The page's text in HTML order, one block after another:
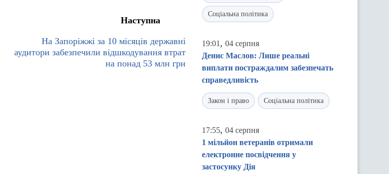
Наступна
На Запоріжжі за 10 місяців державні
аудитори забезпечили відшкодування втрат
на понад 53 млн грн
Соціальна політика
19:01 , 04 серпня
Денис Маслов: Лише реальні
виплати постраждалим забезпечать
справедливість
Закон і право Соціальна політика
17:55, 04 серпня
1 мільйон ветеранів отримали
електронне посвідчення у
застосунку Дія